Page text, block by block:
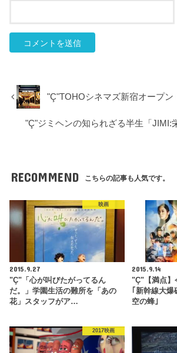
"Ç"TOHOシネマズ新宿オープン
"Ç"ジミヘンの知られざる半生「JIMI:
RECOMMEND こちらの記事も人気です。
映画
2015.9.27
"Ç"「心が叫びたがってるん
だ。」学園生活の難所を「あの
花」スタッフがア…
2015.9.14
"Ç"【満点】
｢新幹線大
空の蜂｣
2017映画